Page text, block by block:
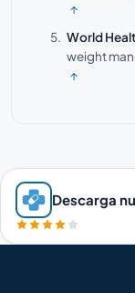
↑
World
weight
↑
Descarga